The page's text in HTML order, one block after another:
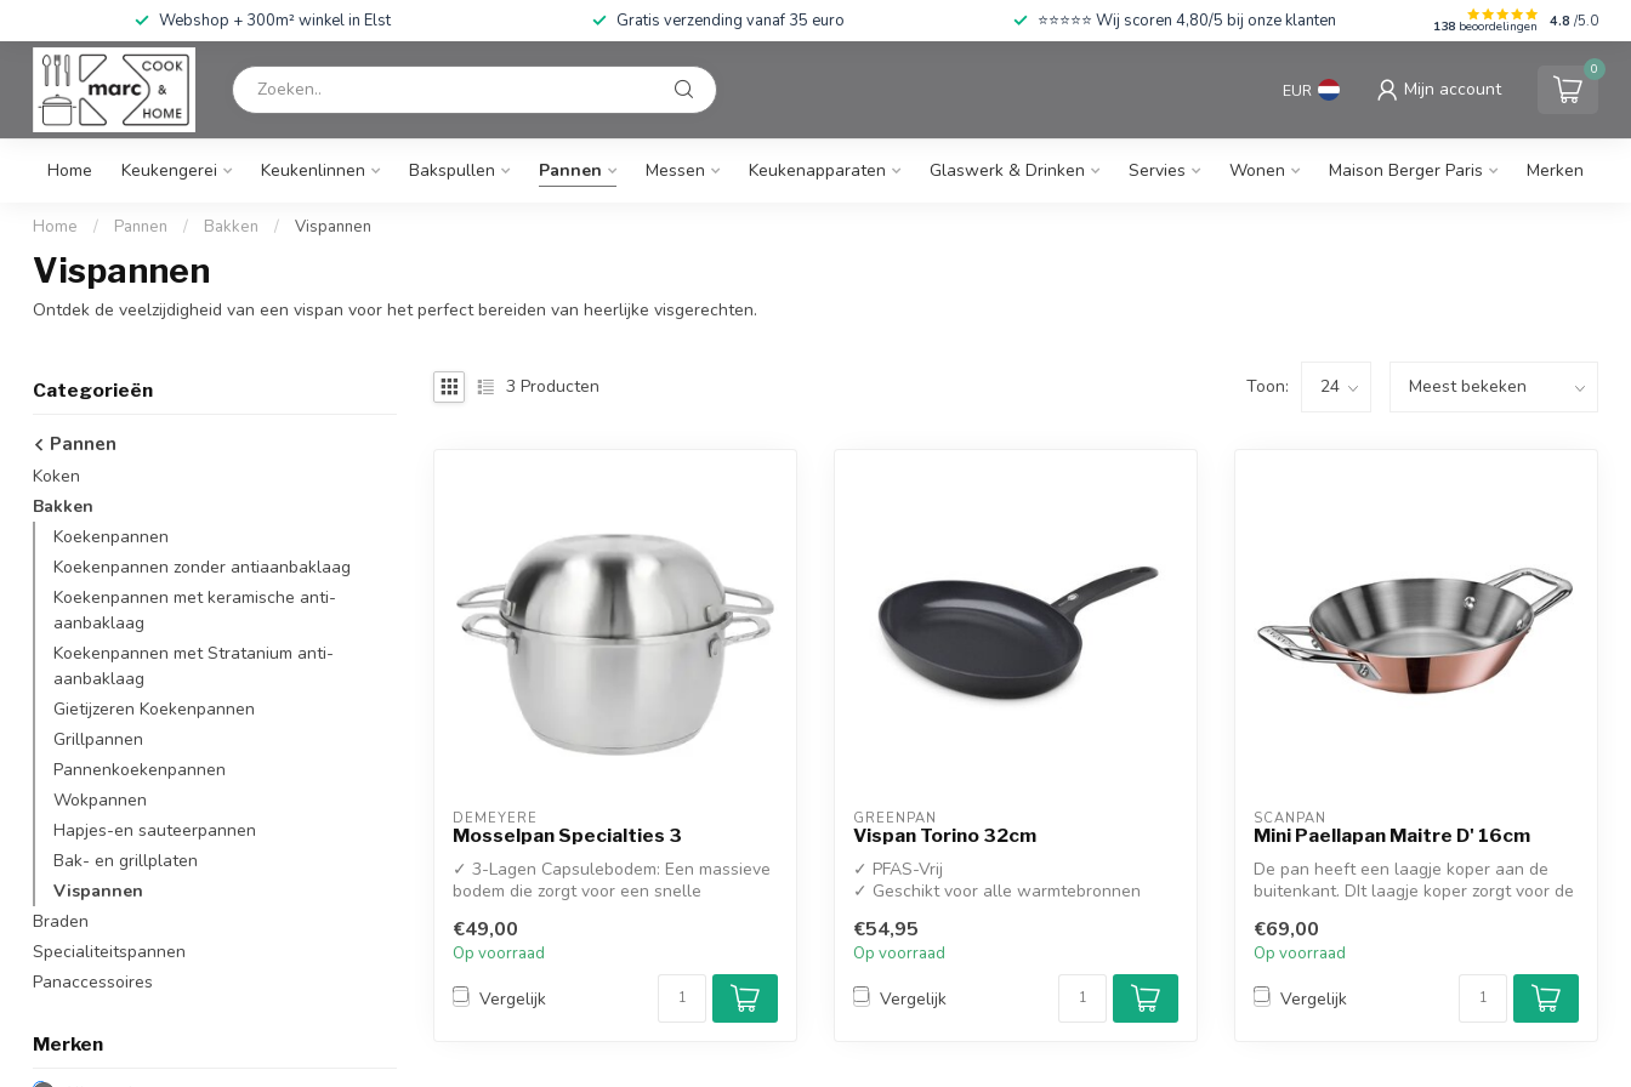
Webshop + 300m² winkel in Elst Gratis verzending vanaf 35 euro ⭐⭐⭐⭐⭐ Wij scoren 4,80/5 bij onze klanten 138 beoordelingen 4.8 /5.0
EUR Mijn account
0
Home Keukengerei Keukenlinnen Bakspullen Pannen Messen Keukenapparaten Glaswerk & Drinken Servies Wonen Maison Berger Paris Merken
Home / Pannen / Bakken / Vispannen
Vispannen
Ontdek de veelzijdigheid van een vispan voor het perfect bereiden van heerlijke visgerechten.
Categorieën
Pannen
Koken
Bakken
Koekenpannen
Koekenpannen zonder antiaanbaklaag
Koekenpannen met keramische anti-
aanbaklaag
Koekenpannen met Stratanium anti-
aanbaklaag
Gietijzeren Koekenpannen
Grillpannen
Pannenkoekenpannen
Wokpannen
Hapjes-en sauteerpannen
Bak- en grillplaten
Vispannen
Braden
Specialiteitspannen
Panaccessoires
Merken
3 Producten Toon:
DEMEYERE
Mosselpan Specialties 3
✓ 3-Lagen Capsulebodem: Een massieve
bodem die zorgt voor een snelle
€49,00
Op voorraad
Vergelijk
GREENPAN
Vispan Torino 32cm
✓ PFAS-Vrij
✓ Geschikt voor alle warmtebronnen
€54,95
Op voorraad
Vergelijk
SCANPAN
Mini Paellapan Maitre D' 16cm
De pan heeft een laagje koper aan de
buitenkant. DIt laagje koper zorgt voor de
€69,00
Op voorraad
Vergelijk